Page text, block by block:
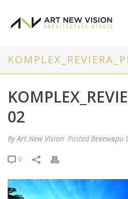
02
ByArt New Vision Posted декември
0